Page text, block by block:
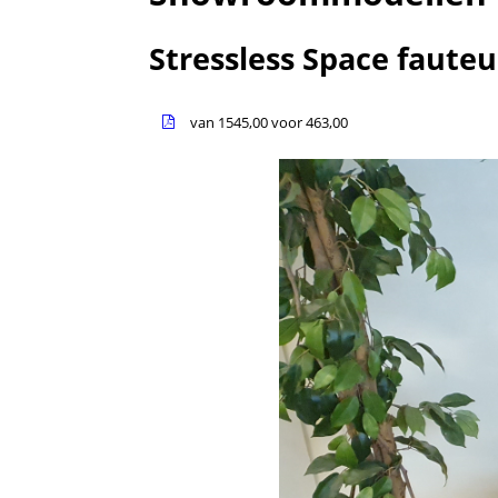
Stressless Space
van 1545,00 voor 463,00